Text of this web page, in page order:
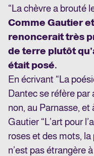
“La chèvre a brouté
Comme Gautier
renoncerait très
de terre plutôt
était posé.
En écrivant “La
Dantec se réfère
non, au Parnasse, et
Gautier “L’art pour
roses et des mots,
n’est pas étrangère